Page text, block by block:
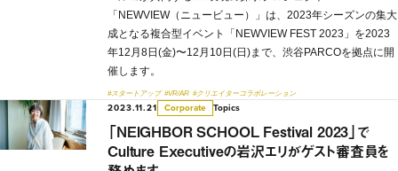
「NEWVIEW（ニュービュー）」は、2023年シーズンの集大
成となる複合型イベント「NEWVIEW FEST 2023」を2023
年12月8日(金)〜12月10日(日)まで、渋谷PARCOを拠点に開
催します。
#スタートアップ #VR/AR #クリエイターコラボレーション
2023.11.21 Corporate Topics
「NEIGHBOR SCHOOL Festival 2023」で
Culture Executiveの岩沢エリがゲスト審査員を